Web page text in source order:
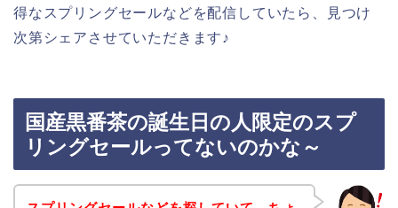
得なスプリングセールなどを配信していたら、見つけ
次第シェアさせていただきます♪
国産黒番茶の誕生日の人限定のスプ
リングセールってないのかな～